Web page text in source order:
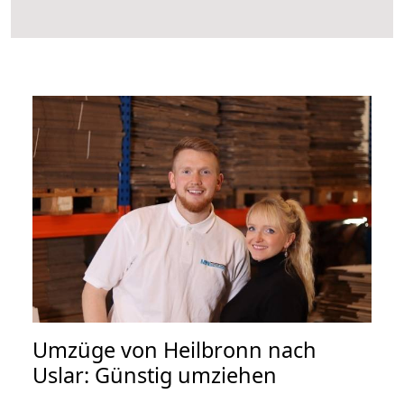
Umzüge von Heilbronn nach
Uslar: Günstig umziehen